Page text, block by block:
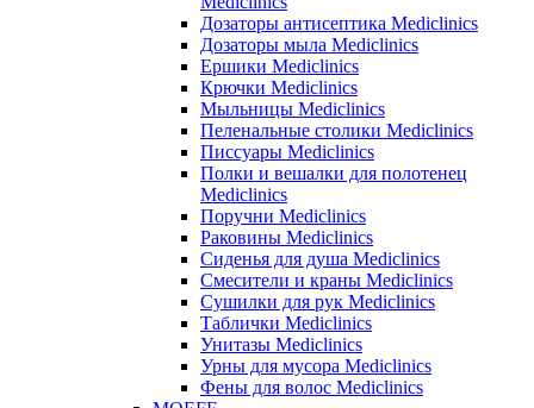
Дозаторы антисептика Mediclinics
Дозаторы мыла Mediclinics
Ершики Mediclinics
Крючки Mediclinics
Мыльницы Mediclinics
Пеленальные столики Mediclinics
Писсуары Mediclinics
Полки и вешалки для полотенец
Mediclinics
Поручни Mediclinics
Раковины Mediclinics
Сиденья для душа Mediclinics
Смесители и краны Mediclinics
Сушилки для рук Mediclinics
Таблички Mediclinics
Унитазы Mediclinics
Урны для мусора Mediclinics
Фены для волос Mediclinics